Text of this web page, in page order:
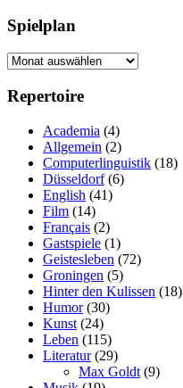
Spielplan
Spielplan
Repertoire
Academia (4)
Allgemein (2)
Computerlinguistik (18)
Düsseldorf(6)
English (41)
Film (14)
Français (2)
Gastspiele (1)
Geistesleben (72)
Groningen (5)
Hinter den Kulissen (18)
Humor(30)
Kunst (24)
Leben (115)
Literatur(29)
Max Goldt (9)